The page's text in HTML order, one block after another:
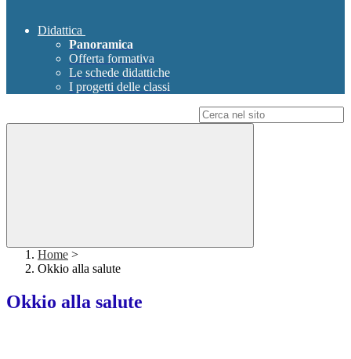
Didattica
Panoramica
Offerta formativa
Le schede didattiche
I progetti delle classi
Home >
Okkio alla salute
Okkio alla salute